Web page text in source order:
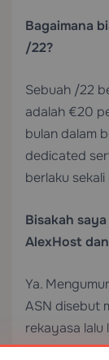
Bagaimana
/22?
Sebuah /22
adalah €20
bulan dalam
dedicated
berlaku
Bisakah
AlexHost
Ya.
ASN disebut
rekayasa lalu
Anda